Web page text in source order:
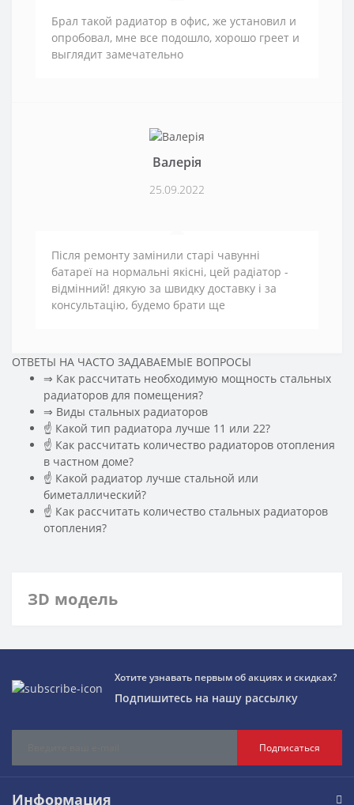
Брал такой радиатор в офис, же установил и
опробовал, мне все подошло, хорошо греет и
выглядит замечательно
Валерія
25.09.2022
Після ремонту замінили старі чавунні
батареї на нормальні якісні, цей радіатор -
відмінний! дякую за швидку доставку і за
консультацію, будемо брати ще
ОТВЕТЫ НА ЧАСТО ЗАДАВАЕМЫЕ ВОПРОСЫ
⇒ Как рассчитать необходимую мощность стальных
радиаторов для помещения?
️⇒ Виды стальных радиаторов
☝ Какой тип радиатора лучше 11 или 22?
☝ Как рассчитать количество радиаторов отопления
в частном доме?
☝ Какой радиатор лучше стальной или
биметаллический?
☝ Как рассчитать количество стальных радиаторов
отопления?
ЗD модель
Хотите узнавать первым об акциях и скидках?
Подпишитесь на нашу рассылку
Подписаться
Информация